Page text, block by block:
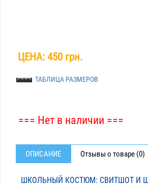
ЦЕНА: 450 грн.
ТАБЛИЦА РАЗМЕРОВ
=== Нет в наличии ===
ОПИСАНИЕ Отзывы о товаре (0)
ШКОЛЬНЫЙ КОСТЮМ: СВИТШОТ И